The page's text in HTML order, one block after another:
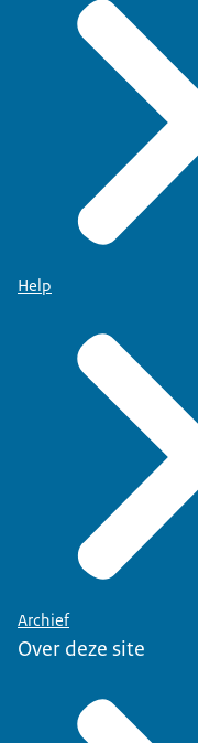
Help
Archief
Over deze site